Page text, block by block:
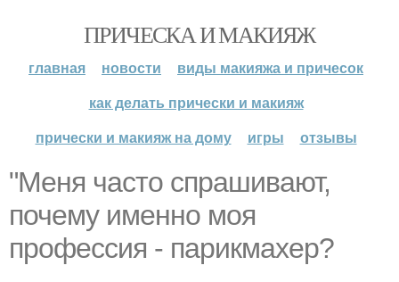
ПРИЧЕСКА И МАКИЯЖ
главная новости
виды макияжа и причесок
как делать прически и макияж
прически и макияж на дому
игры отзывы
"Меня часто спрашивают,
почему именно моя
профессия - парикмахер?